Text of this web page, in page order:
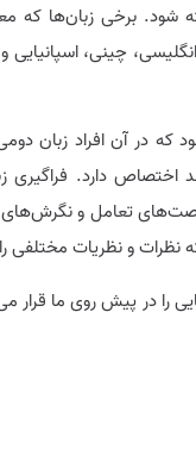
شود. برخی زبان‌ها که
چینی،
که در آن افراد زبان
اختصاص دارد.
تعامل و نگرش‌های
نظرات و نظریات مختلفی
را در پیش روی ما قرار